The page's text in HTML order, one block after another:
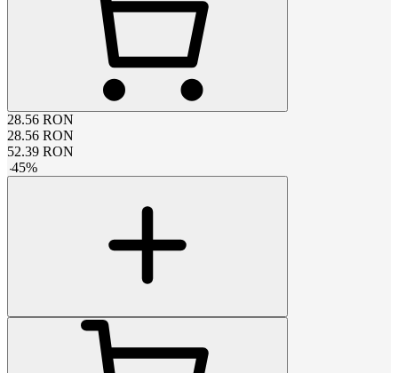
28.56 RON
28.56 RON
52.39 RON
-45%